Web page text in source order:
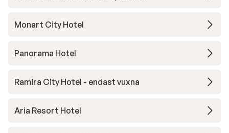
Monart City Hotel
Panorama Hotel
Ramira City Hotel - endast vuxna
Aria Resort Hotel